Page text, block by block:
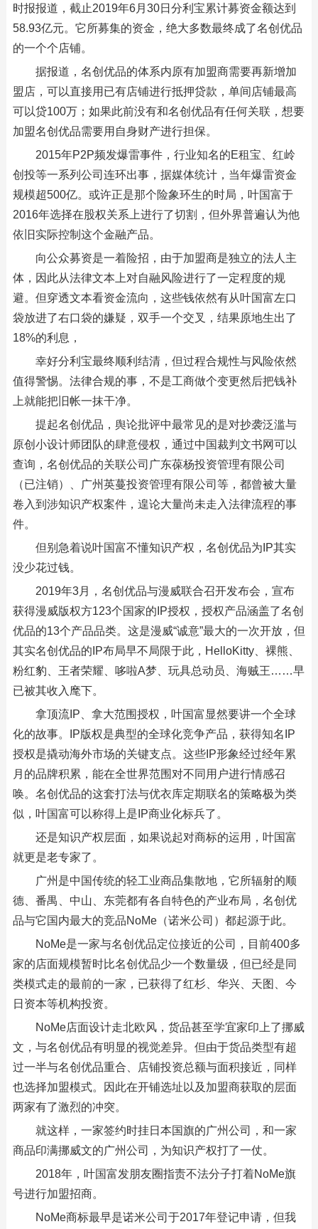
时报报道，截止2019年6月30日分利宝累计募资金额达到
58.93亿元。它所募集的资金，绝大多数最终成了名创优品
的一个个店铺。
据报道，名创优品的体系内原有加盟商需要再新增加
盟店，可以直接用已有店铺进行抵押贷款，单间店铺最高
可以贷100万；如果此前没有和名创优品有任何关联，想要
加盟名创优品需要用自身财产进行担保。
2015年P2P频发爆雷事件，行业知名的E租宝、红岭
创投等一系列公司连环出事，据媒体统计，当年爆雷资金
规模超500亿。或许正是那个险象环生的时局，叶国富于
2016年选择在股权关系上进行了切割，但外界普遍认为他
依旧实际控制这个金融产品。
向公众募资是一着险招，由于加盟商是独立的法人主
体，因此从法律文本上对自融风险进行了一定程度的规
避。但穿透文本看资金流向，这些钱依然有从叶国富左口
袋放进了右口袋的嫌疑，双手一个交叉，结果原地生出了
18%的利息，
幸好分利宝最终顺利结清，但过程合规性与风险依然
值得警惕。法律合规的事，不是工商做个变更然后把钱补
上就能把旧帐一抹干净。
提起名创优品，舆论批评中最常见的是对抄袭泛滥与
原创小设计师团队的肆意侵权，通过中国裁判文书网可以
查询，名创优品的关联公司广东葆杨投资管理有限公司
（已注销）、广州英蔓投资管理有限公司等，都曾被大量
卷入到涉知识产权案件，遑论大量尚未走入法律流程的事
件。
但别急着说叶国富不懂知识产权，名创优品为IP其实
没少花过钱。
2019年3月，名创优品与漫威联合召开发布会，宣布
获得漫威版权方123个国家的IP授权，授权产品涵盖了名创
优品的13个产品品类。这是漫威“诚意”最大的一次开放，但
其实名创优品的IP布局早不局限于此，HelloKitty、裸熊、
粉红豹、王者荣耀、哆啦A梦、玩具总动员、海贼王……早
已被其收入麾下。
拿顶流IP、拿大范围授权，叶国富显然要讲一个全球
化的故事。IP版权是典型的全球化竞争产品，获得知名IP
授权是撬动海外市场的关键支点。这些IP形象经过经年累
月的品牌积累，能在全世界范围对不同用户进行情感召
唤。名创优品的这套打法与优衣库定期联名的策略极为类
似，叶国富可以称得上是IP商业化标兵了。
还是知识产权层面，如果说起对商标的运用，叶国富
就更是老专家了。
广州是中国传统的轻工业商品集散地，它所辐射的顺
德、番禺、中山、东莞都有各自特色的产业布局，名创优
品与它国内最大的竞品NoMe（诺米公司）都起源于此。
NoMe是一家与名创优品定位接近的公司，目前400多
家的店面规模暂时比名创优品少一个数量级，但已经是同
类模式走的最前的一家，已获得了红杉、华兴、天图、今
日资本等机构投资。
NoMe店面设计走北欧风，货品甚至学宜家印上了挪威
文，与名创优品有明显的视觉差异。但由于货品类型有超
过一半与名创优品重合、店铺投资总额与面积接近，同样
也选择加盟模式。因此在开铺选址以及加盟商获取的层面
两家有了激烈的冲突。
就这样，一家签约时挂日本国旗的广州公司，和一家
商品印满挪威文的广州公司，为知识产权打了一仗。
2018年，叶国富发朋友圈指责不法分子打着NoMe旗
号进行加盟招商。
NoMe商标最早是诺米公司于2017年登记申请，但我